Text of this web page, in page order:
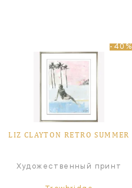
-40%
LIZ CLAYTON RETRO SUMMER
Художественный принт